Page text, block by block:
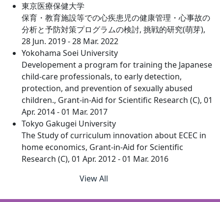
東京医療保健大学
保育・教育施設等での心疾患児の健康管理・心事故の
分析と予防対策プログラムの検討, 挑戦的研究(萌芽),
28 Jun. 2019 - 28 Mar. 2022
Yokohama Soei University
Developement a program for training the Japanese
child-care professionals, to early detection,
protection, and prevention of sexually abused
children., Grant-in-Aid for Scientific Research (C), 01
Apr. 2014 - 01 Mar. 2017
Tokyo Gakugei University
The Study of curriculum innovation about ECEC in
home economics, Grant-in-Aid for Scientific
Research (C), 01 Apr. 2012 - 01 Mar. 2016
View All